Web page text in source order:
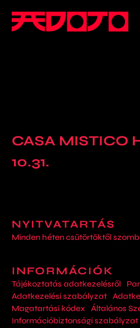
CASA MISTICO
10.31.
NYITVATARTÁS
Minden héten csütörtöktől
INFORMÁCIÓK
Tájékoztatás adatkezelésről
Adatkezelési szabályzat
Magatartási kódex Általános
Információbiztonsági szabályzat